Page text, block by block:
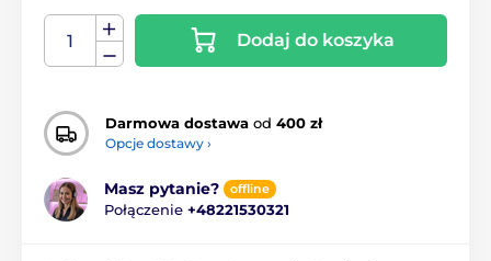
Dodaj do koszyka
Darmowa dostawa od 400 zł
Opcje dostawy ›
Masz pytanie? offline
Połączenie +48221530321